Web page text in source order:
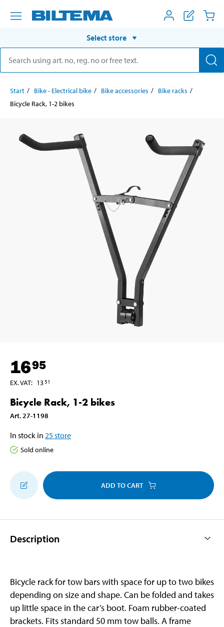
Select store
Start Bike - Electrical bike Bike accessories
Bike racks
Bicycle Rack, 1-2 bikes
1695
EX. VAT: 1351
Bicycle Rack, 1-2 bikes
Art. 27-1198
In stock in 25store
Sold online
ADD TO CART
Description
Bicycle rack for tow bars with space for up to two bikes
depending on size and shape. Can be folded and takes
up little space in the car’s boot. Foam rubber-coated
brackets. Fits standard 50 mm tow balls. A frame